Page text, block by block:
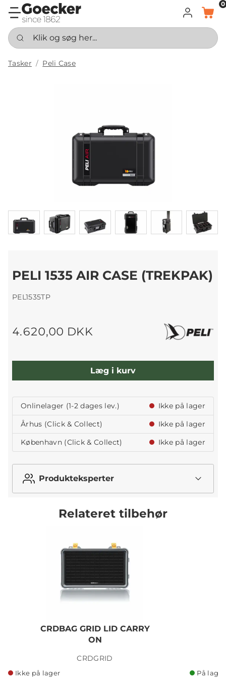
LOG INDKURV
0
Klik og søg her...
Tasker Peli Case
PELI 1535 AIR CASE (TREKPAK)
PEL1535TP
4.620,00 DKK
Læg i kurv
Onlinelager (1-2 dages lev.)
Ikke på lager
Århus (Click & Collect)
Ikke på lager
København (Click & Collect)
Ikke på lager
Produkteksperter
Relateret tilbehør
CRDBAG GRID LID CARRY
ON
CRDGRID
Ikke på lager På lager